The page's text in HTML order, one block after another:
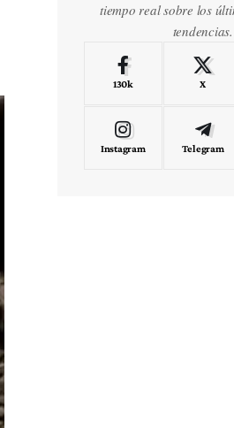
tiempo real sobre los
tendencias.
130k X
Instagram Telegram